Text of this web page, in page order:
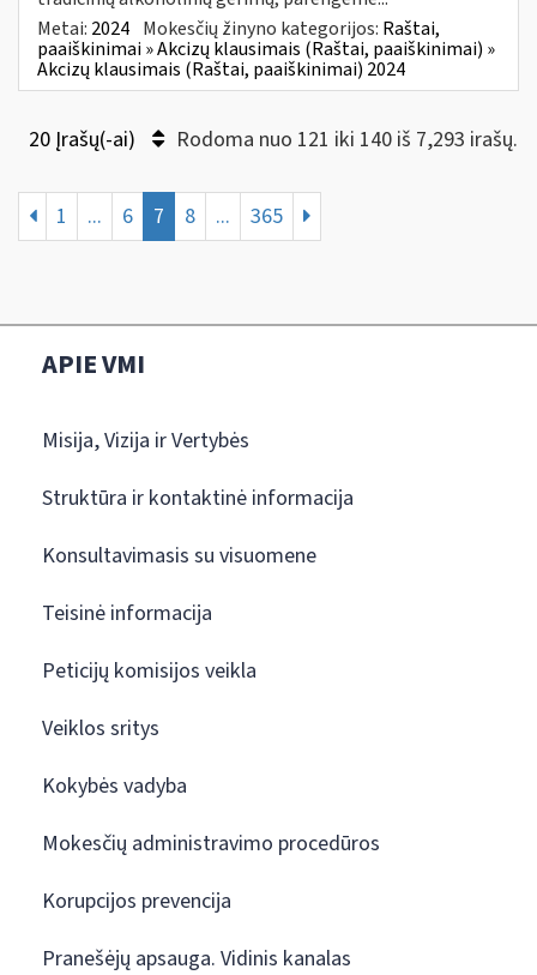
Metai: 2024 Mokesčių žinyno kategorijos: Raštai,
paaiškinimai » Akcizų klausimais (Raštai, paaiškinimai) »
Akcizų klausimais (Raštai, paaiškinimai) 2024
20 Įrašų(-ai) Rodoma nuo 121 iki 140 iš 7,293 irašų.
1 ... 6 7 8 ... 365
APIE VMI
Misija, Vizija ir Vertybės
Struktūra ir kontaktinė informacija
Konsultavimasis su visuomene
Teisinė informacija
Peticijų komisijos veikla
Veiklos sritys
Kokybės vadyba
Mokesčių administravimo procedūros
Korupcijos prevencija
Pranešėjų apsauga. Vidinis kanalas